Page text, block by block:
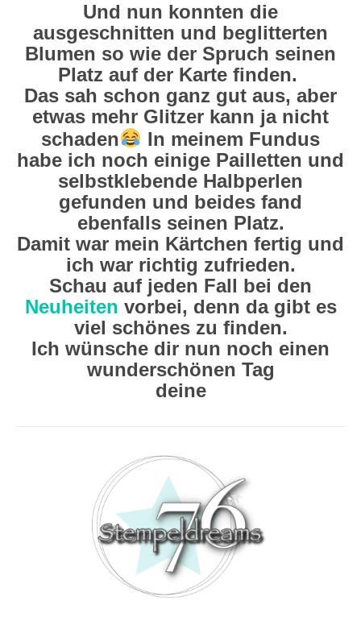
Und nun konnten die
ausgeschnitten und beglitterten
Blumen so wie der Spruch seinen
Platz auf der Karte finden.
Das sah schon ganz gut aus, aber
etwas mehr Glitzer kann ja nicht
schaden
In meinem Fundus
habe ich noch einige Pailletten und
selbstklebende Halbperlen
gefunden und beides fand
ebenfalls seinen Platz.
Damit war mein Kärtchen fertig und
ich war richtig zufrieden.
Schau auf jeden Fall bei den
Neuheiten vorbei, denn da gibt es
viel schönes zu finden.
Ich wünsche dir nun noch einen
wunderschönen Tag
deine